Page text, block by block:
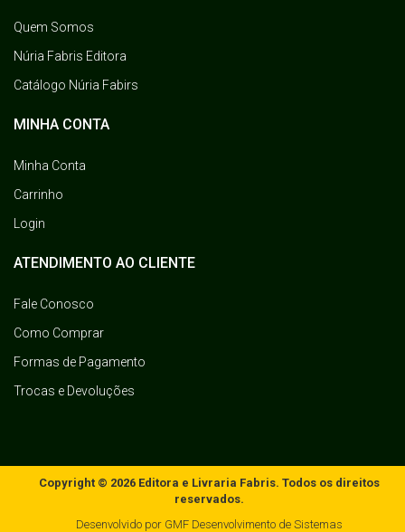
Quem Somos
Núria Fabris Editora
Catálogo Núria Fabirs
MINHA CONTA
Minha Conta
Carrinho
Login
ATENDIMENTO AO CLIENTE
Fale Conosco
Como Comprar
Formas de Pagamento
Trocas e Devoluções
Copyright © 2026 Editora e Livraria Fabris. Todos os direitos
reservados.
Desenvolvido por GMF Desenvolvimento de Sistemas